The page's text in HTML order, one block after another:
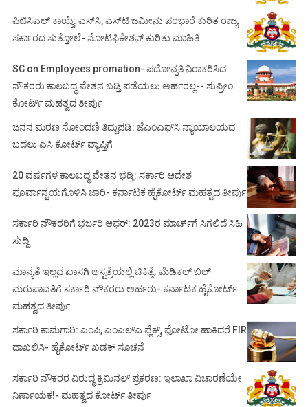
ಪಿಟಿಸಿಎಲ್ ಕಾಯ್ದೆ: ಎಸ್‌ಸಿ, ಎಸ್‌ಟಿ ಜಮೀನು ಪರಭಾರೆ ಕುರಿತ ರಾಜ್ಯ
ಸರ್ಕಾರದ ಸುತ್ತೋಲೆ- ನೋಟಿಫಿಕೇಶನ್‌ ಕುರಿತು ಮಾಹಿತಿ
SC on Employees promation- ಪದೋನ್ನತಿ ನಿರಾಕರಿಸಿದ
ನೌಕರರು ಕಾಲಬದ್ಧ ವೇತನ ಬಡ್ತಿ ಪಡೆಯಲು ಅರ್ಹರಲ್ಲ-- ಸುಪ್ರೀಂ
ಕೋರ್ಟ್ ಮಹತ್ವದ ತೀರ್ಪು
ಜನನ ಮರಣ ನೋಂದಣಿ ತಿದ್ದುಪಡಿ: ಜೆಎಂಎಫ್‌ಸಿ ನ್ಯಾಯಾಲಯದ
ಬದಲು ಎಸಿ ಕೋರ್ಟ್‌ ವ್ಯಾಪ್ತಿಗೆ
20 ವರ್ಷಗಳ ಕಾಲಬದ್ಧ ವೇತನ ಭಡ್ತಿ: ಸರ್ಕಾರಿ ಆದೇಶ
ಪೂರ್ವಾನ್ವಯಗೊಳಿಸಿ ಜಾರಿ- ಕರ್ನಾಟಕ ಹೈಕೋರ್ಟ್ ಮಹತ್ವದ ತೀರ್ಪು
ಸರ್ಕಾರಿ ನೌಕರರಿಗೆ ಭರ್ಜರಿ ಆಫರ್: 2023ರ ಮಾರ್ಚ್‌ಗೆ ಸಿಗಲಿದೆ ಸಿಹಿ
ಸುದ್ದಿ
ಮಾನ್ಯತೆ ಇಲ್ಲದ ಖಾಸಗಿ ಆಸ್ಪತ್ರೆಯಲ್ಲಿ ಚಿಕಿತ್ಸೆ: ಮೆಡಿಕಲ್ ಬಿಲ್
ಮರುಪಾವತಿಗೆ ಸರ್ಕಾರಿ ನೌಕರರು ಅರ್ಹರು- ಕರ್ನಾಟಕ ಹೈಕೋರ್ಟ್
ಮಹತ್ವದ ತೀರ್ಪು
ಸರ್ಕಾರಿ ಕಾಮಗಾರಿ: ಎಂಪಿ, ಎಂಎಲ್‌ಎ ಫ್ಲೆಕ್ಸ್‌, ಫೋಟೋ ಹಾಕಿದರೆ FIR
ದಾಖಲಿಸಿ- ಹೈಕೋರ್ಟ್‌ ಖಡಕ್ ಸೂಚನೆ
ಸರ್ಕಾರಿ ನೌಕರರ ವಿರುದ್ಧ ಕ್ರಿಮಿನಲ್ ಪ್ರಕರಣ: ಇಲಾಖಾ ವಿಚಾರಣೆಯೇ
ನಿರ್ಣಾಯಕ!- ಮಹತ್ವದ ಕೋರ್ಟ್ ತೀರ್ಪು